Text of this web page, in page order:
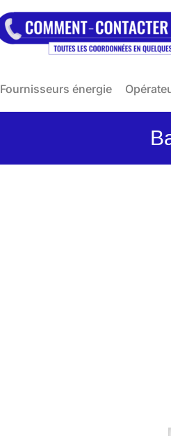
Fournisseurs énergie